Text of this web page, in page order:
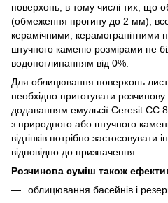
поверхонь, в тому числі тих, що
(обмеження прогину до 2 мм),
керамічними, керамогранітними
штучного каменю розмірами не
водопоглинанням від 0%.
Для облицювання поверхонь
необхідно приготувати
додаванням емульсії Ceresit СС
з природного або штучного
відтінків потрібно застосовувати
відповідно до призначення.
Розчинова суміш також
облицювання басейнів і